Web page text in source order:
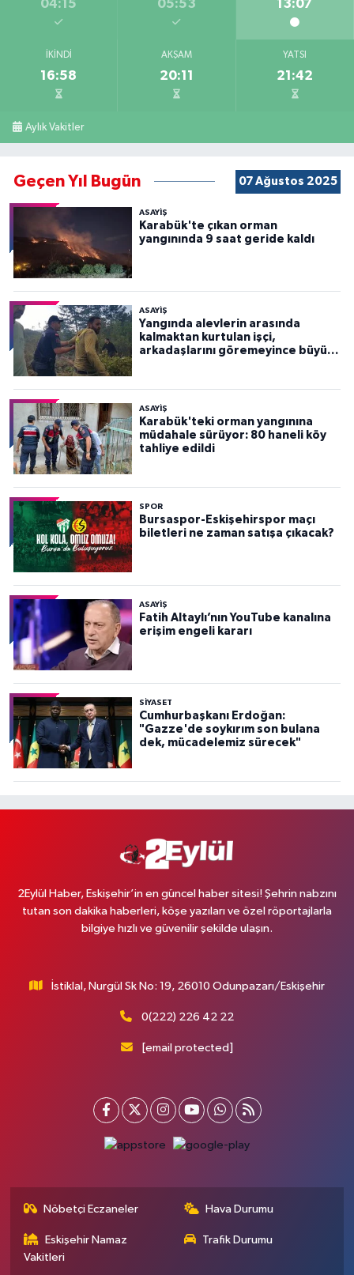
04:15 05:53 13:07
İKINDI
16:58
AKŞAM
20:11
YATSI
21:42
Aylık Vakitler
Geçen Yıl Bugün 07 Ağustos 2025
ASAYİŞ
Karabük'te çıkan orman
yangınında 9 saat geride kaldı
ASAYİŞ
Yangında alevlerin arasında
kalmaktan kurtulan işçi,
arkadaşlarını göremeyince büyük
ASAYİŞ
Karabük'teki orman yangınına
müdahale sürüyor: 80 haneli köy
tahliye edildi
SPOR
Bursaspor-Eskişehirspor maçı
biletleri ne zaman satışa çıkacak?
ASAYİŞ
Fatih Altaylı’nın YouTube kanalına
erişim engeli kararı
SİYASET
Cumhurbaşkanı Erdoğan:
"Gazze'de soykırım son bulana
dek, mücadelemiz sürecek"
2Eylül Haber, Eskişehir’in en güncel haber sitesi! Şehrin nabzını
tutan son dakika haberleri, köşe yazıları ve özel röportajlarla
bilgiye hızlı ve güvenilir şekilde ulaşın.
İstiklal, Nurgül Sk No: 19, 26010 Odunpazarı/Eskişehir
0(222) 226 42 22
[email protected]
Nöbetçi Eczaneler Hava Durumu
Eskişehir Namaz
Vakitleri
Trafik Durumu